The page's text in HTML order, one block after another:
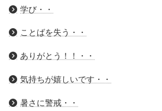
学び・・
ことばを失う・・
ありがとう！！・・
気持ちが嬉しいです・・
暑さに警戒・・